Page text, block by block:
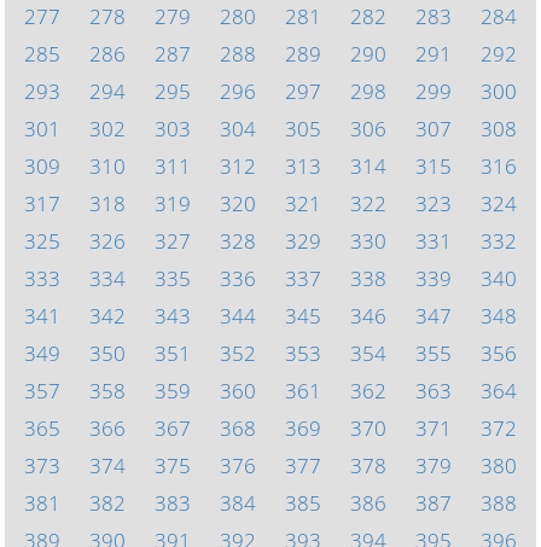
277
278 279 280 281 282 283
284
285
286 287 288 289 290 291
292
293
294 295 296 297 298 299
300
301
302 303 304 305 306 307
308
309
310 311 312 313 314 315
316
317
318 319 320 321 322 323
324
325
326 327 328 329 330 331
332
333
334 335 336 337 338 339
340
341
342 343 344 345 346 347
348
349
350 351 352 353 354 355
356
357
358 359 360 361 362 363
364
365
366 367 368 369 370 371
372
373
374 375 376 377 378 379
380
381
382 383 384 385 386 387
388
389
390 391 392 393 394 395 396